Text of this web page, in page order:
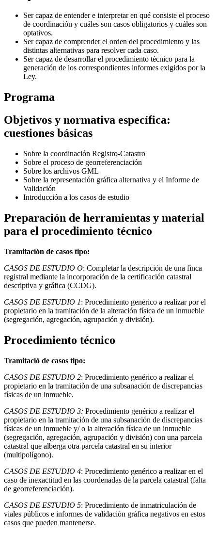
Ser capaz de entender e interpretar en qué consiste el proceso
de coordinación y cuáles son casos obligatorios y cuáles son
optativos.
Ser capaz de comprender el orden del procedimiento y las
distintas alternativas para resolver cada caso.
Ser capaz de desarrollar el procedimiento técnico para la
generación de los correspondientes informes exigidos por la
Ley.
Programa
Objetivos y normativa específica:
cuestiones básicas
Sobre la coordinación Registro-Catastro
Sobre el proceso de georreferenciación
Sobre los archivos GML
Sobre la representación gráfica alternativa y el Informe de
Validación
Introducción a los casos de estudio
Preparación de herramientas y material
para el procedimiento técnico
Tramitación de casos tipo:
CASOS DE ESTUDIO O: Completar la descripción de una finca
registral mediante la incorporación de la certificación catastral
descriptiva y gráfica (CCDG).
CASOS DE ESTUDIO 1: Procedimiento genérico a realizar por el
propietario en la tramitación de la alteración física de un inmueble
(segregación, agregación, agrupación y división).
Procedimiento técnico
Tramitació de casos tipo:
CASOS DE ESTUDIO 2: Procedimiento genérico a realizar el
propietario en la tramitación de una subsanación de discrepancias
físicas de un inmueble.
CASOS DE ESTUDIO 3: Procedimiento genérico a realizar el
propietario en la tramitación de una subsanación de discrepancias
físicas de un inmueble y/ o la alteración física de un inmueble
(segregación, agregación, agrupación y división) con una parcela
catastral que alberga otra parcela catastral en su interior
(multipolígono).
CASOS DE ESTUDIO 4: Procedimiento genérico a realizar en el
caso de inexactitud en las coordenadas de la parcela catastral (falta
de georreferenciación).
CASOS DE ESTUDIO 5: Procedimiento de inmatriculación de
viales públicos e informes de validación gráfica negativos en estos
casos que pueden mantenerse.